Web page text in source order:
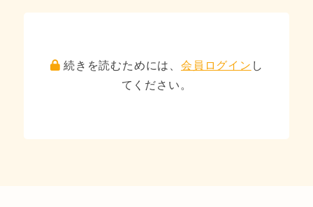
続きを読むためには、 会員ログイン し
てください。